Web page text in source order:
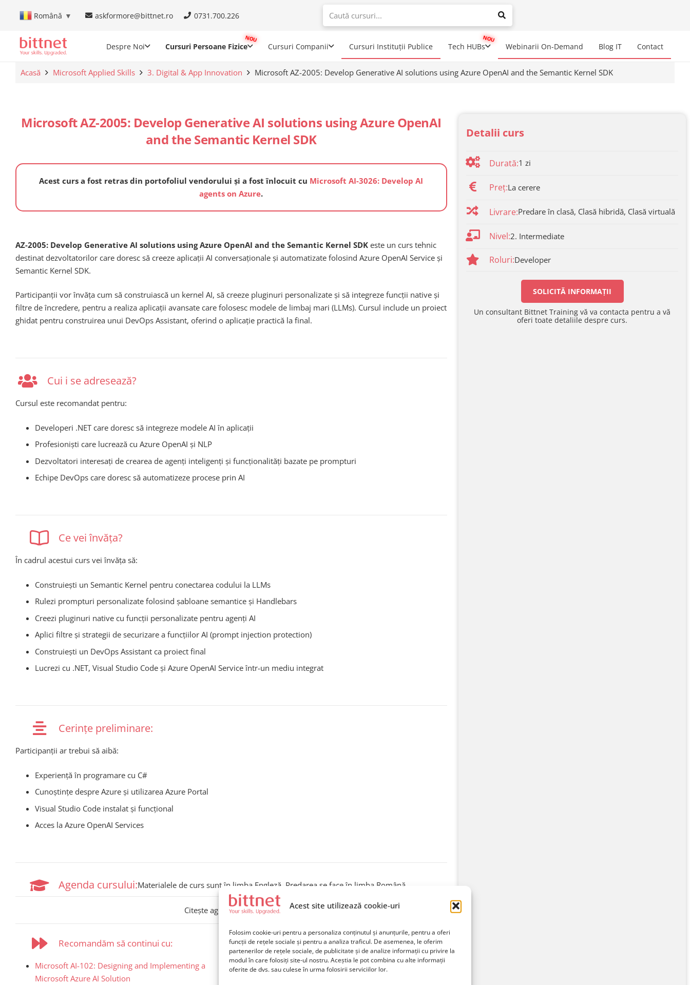
Acest site utilizează cookie-uri
Folosim cookie-uri pentru a personaliza conținutul și anunțurile, pentru a oferi
funcții de rețele sociale și pentru a analiza traficul. De asemenea, le oferim
partenerilor de rețele sociale, de publicitate și de analize informații cu privire la
modul în care folosiți site-ul nostru. Aceștia le pot combina cu alte informații
oferite de dvs. sau culese în urma folosirii serviciilor lor.
Română ▼ askformore@bittnet.ro 0731.700.226
When autocomplete results are available use up and down arrows to
Despre Noi Cursuri Persoane Fizice Cursuri Companii Cursuri Instituții Publice Tech HUBs Webinarii On-Demand Blog IT Contact
Acasă Microsoft Applied Skills 3. Digital & App Innovation Microsoft AZ-2005: Develop Generative AI solutions using Azure OpenAI and the Semantic Kernel SDK
Microsoft AZ-2005: Develop Generative AI solutions using Azure OpenAI
and the Semantic Kernel SDK
Acest curs a fost retras din portofoliul vendorului și a fost înlocuit cu Microsoft AI-3026: Develop AI
agents on Azure.
AZ-2005: Develop Generative AI solutions using Azure OpenAI and the Semantic Kernel SDK este un curs tehnic
destinat dezvoltatorilor care doresc să creeze aplicații AI conversaționale și automatizate folosind Azure OpenAI Service și
Semantic Kernel SDK.
Participanții vor învăța cum să construiască un kernel AI, să creeze pluginuri personalizate și să integreze funcții native și
filtre de încredere, pentru a realiza aplicații avansate care folosesc modele de limbaj mari (LLMs). Cursul include un proiect
ghidat pentru construirea unui DevOps Assistant, oferind o aplicație practică la final.
Cui i se adresează?
Cursul este recomandat pentru:
Developeri .NET care doresc să integreze modele AI în aplicații
Profesioniști care lucrează cu Azure OpenAI și NLP
Dezvoltatori interesați de crearea de agenți inteligenți și funcționalități bazate pe prompturi
Echipe DevOps care doresc să automatizeze procese prin AI
Ce vei învăța?
În cadrul acestui curs vei învăța să:
Construiești un Semantic Kernel pentru conectarea codului la LLMs
Rulezi prompturi personalizate folosind șabloane semantice și Handlebars
Creezi pluginuri native cu funcții personalizate pentru agenți AI
Aplici filtre și strategii de securizare a funcțiilor AI (prompt injection protection)
Construiești un DevOps Assistant ca proiect final
Lucrezi cu .NET, Visual Studio Code și Azure OpenAI Service într-un mediu integrat
Cerințe preliminare:
Participanții ar trebui să aibă:
Experiență în programare cu C#
Cunoștințe despre Azure și utilizarea Azure Portal
Visual Studio Code instalat și funcțional
Acces la Azure OpenAI Services
Agenda cursului:Materialele de curs sunt în limba Engleză. Predarea se face în limba Română.
Citește agenda cursului
Recomandăm să continui cu:
Microsoft AI-102: Designing and Implementing a
Microsoft Azure AI Solution
Programe de certificare
Nu sunt programe de certificare în acest moment.
Detalii curs
Durată:1 zi
Preț:La cerere
Livrare:Predare în clasă, Clasă hibridă, Clasă virtuală
Nivel:2. Intermediate
Roluri:Developer
SOLICITĂ INFORMAȚII